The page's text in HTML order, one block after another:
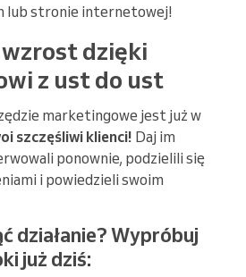
lub stronie internetowej!
dzięki
z ust do ust
marketingowe jest już w
szczęśliwi klienci! Daj im
ponownie, podzielili się
i powiedzieli swoim
działanie? Wypróbuj
już dziś: